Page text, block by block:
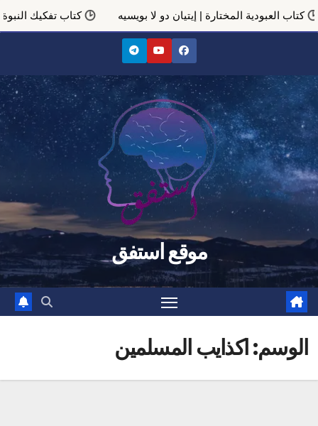
المختارة | إيتيان دو لا بويسيه كتاب تفكيك النبوة
content
موقع استفق
الوسم: اكذايب المسلمين